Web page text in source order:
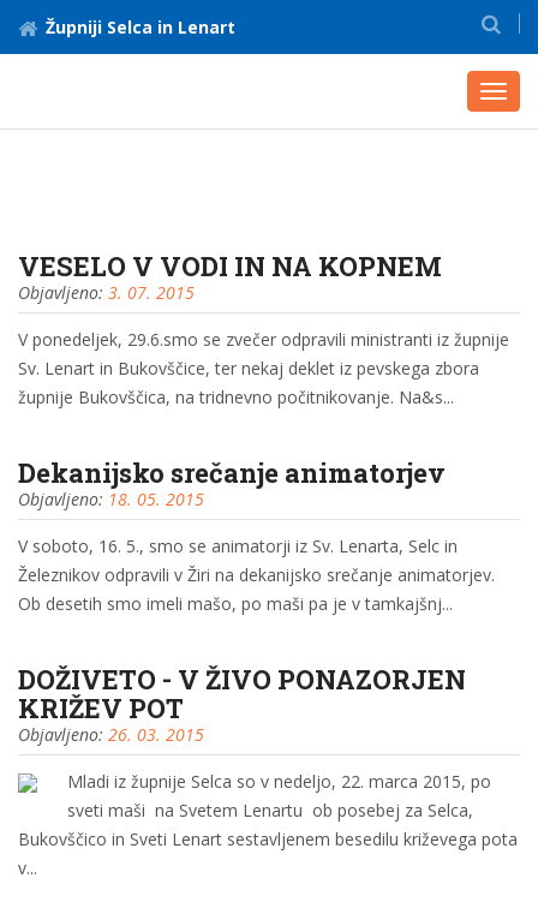
Župniji Selca in Lenart
VESELO V VODI IN NA KOPNEM
Objavljeno: 3. 07. 2015
V ponedeljek, 29.6.smo se zvečer odpravili ministranti iz župnije
Sv. Lenart in Bukovščice, ter nekaj deklet iz pevskega zbora
župnije Bukovščica, na tridnevno počitnikovanje. Na&s...
Dekanijsko srečanje animatorjev
Objavljeno: 18. 05. 2015
V soboto, 16. 5., smo se animatorji iz Sv. Lenarta, Selc in
Železnikov odpravili v Žiri na dekanijsko srečanje animatorjev.
Ob desetih smo imeli mašo, po maši pa je v tamkajšnj...
DOŽIVETO - V ŽIVO PONAZORJEN
KRIŽEV POT
Objavljeno: 26. 03. 2015
Mladi iz župnije Selca so v nedeljo, 22. marca 2015, po
sveti maši na Svetem Lenartu ob posebej za Selca,
Bukovščico in Sveti Lenart sestavljenem besedilu križevega pota
v...